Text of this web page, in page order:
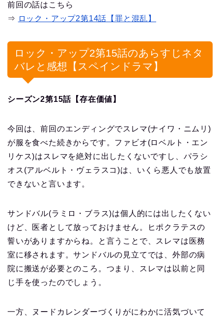
前回の話はこちら
⇒ ロック・アップ2第14話【罪と混乱】
ロック・アップ2第15話のあらすじネタ
バレと感想【スペインドラマ】
シーズン2第15話【存在価値】
今回は、前回のエンディングでスレマ(ナイワ・ニムリ)
が服を食べた続きからです。ファビオ(ロベルト・エン
リケス)はスレマを絶対に出したくないですし、パラシ
オス(アルベルト・ヴェラスコ)は、いくら悪人でも放置
できないと言います。
サンドバル(ラミロ・ブラス)は個人的には出したくない
けど、医者として放っておけません。ヒポクラテスの
誓いがありますからね。と言うことで、スレマは医務
室に移されます。サンドバルの見立てでは、外部の病
院に搬送が必要とのころ。つまり、スレマは以前と同
じ手を使ったのでしょう。
一方、ヌードカレンダーづくりがにわかに活気づいて